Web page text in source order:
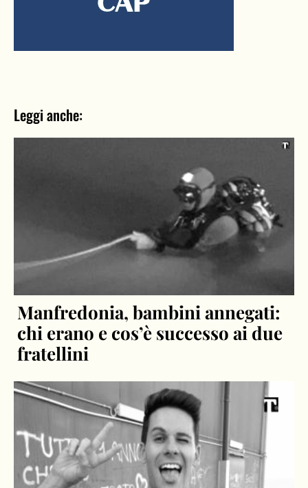
Leggi anche:
Manfredonia, bambini annegati:
chi erano e cos’è successo ai due
fratellini